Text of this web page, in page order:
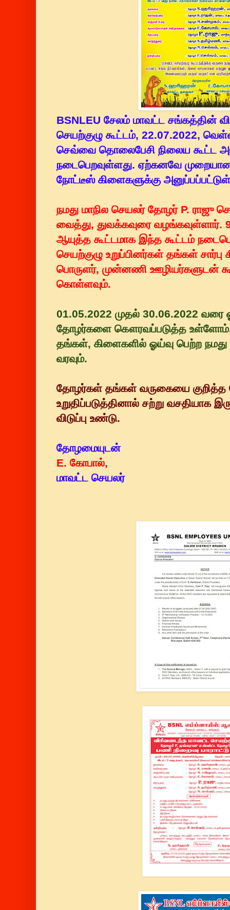
BSNLEU சேலம் மாவட்ட சங்கத்தின்
செயற்குழு கூட்டம், 22.07.2022,
செவ்வை தொலைபேசி நிலைய கூட்ட
நடைபெறவுள்ளது. ஏற்கனவே
நோட்டீஸ் கிளைகளுக்கு
நமது மாநில செயலர் தோழர் P. ராஜு
வைத்து, துவக்கவுரை வழங்கவுள்ளார்.
ஆயுத்த கூட்டமாக இந்த கூட்டம்
செயற்குழு உறுப்பினர்கள் தங்கள்
பொருளர், முன்னணி ஊழியர்களுடன்
கொள்ளவும்.
01.05.2022 முதல் 30.06.2022 வரை
தோழர்களை கௌரவப்படுத்த
தங்கள், கிளைகளில் ஓய்வு பெற்ற
வரவும்.
தோழர்கள் தங்கள் வருகையை குறித்த
உறுதிப்படுத்தினால் சற்று வசதியாக
விடுப்பு உண்டு.
தோழமையுடன்
E. கோபால்,
மாவட்ட செயலர்